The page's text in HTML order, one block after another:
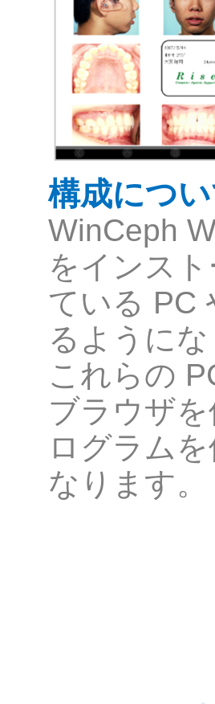
構成につ
WinCeph
をインス
ている PC
るようにな
これらの
ブラウザ
ログラム
なります。